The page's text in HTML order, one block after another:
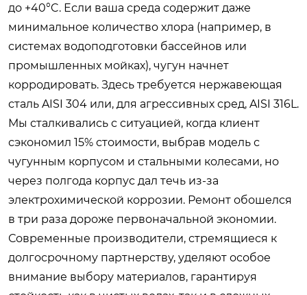
до +40°C. Если ваша среда содержит даже
минимальное количество хлора (например, в
системах водоподготовки бассейнов или
промышленных мойках), чугун начнет
корродировать. Здесь требуется нержавеющая
сталь AISI 304 или, для агрессивных сред, AISI 316L.
Мы сталкивались с ситуацией, когда клиент
сэкономил 15% стоимости, выбрав модель с
чугунным корпусом и стальными колесами, но
через полгода корпус дал течь из-за
электрохимической коррозии. Ремонт обошелся
в три раза дороже первоначальной экономии.
Современные производители, стремящиеся к
долгосрочному партнерству, уделяют особое
внимание выбору материалов, гарантируя